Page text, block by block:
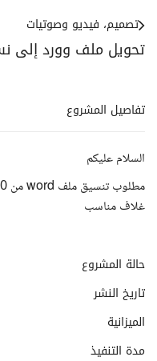
تحويل ملف وورد إلى
تصميم، فيديو وصوتيات
تفاصيل المشروع
السلام عليكم
غلاف مناسب
حالة المشروع
تاريخ النشر
الميزانية
مدة التنفيذ